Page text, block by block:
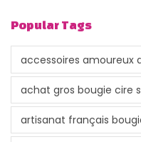
Popular Tags
accessoires amoureux
achat gros bougie cire
artisanat français